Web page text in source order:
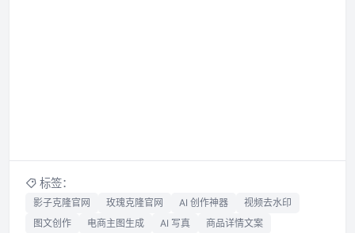
标签：
影子克隆官网 玫瑰克隆官网 AI 创作神器
视频去水印
图文创作
电商主图生成 AI 写真
商品详情文案